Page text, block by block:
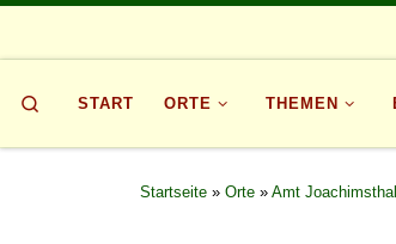
START ORTE THEMEN
Search
Startseite » Orte » Amt Joachimsthal